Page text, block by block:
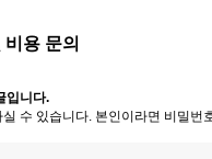
용 문의
입니다.
수 있습니다. 본인이라면 비밀번